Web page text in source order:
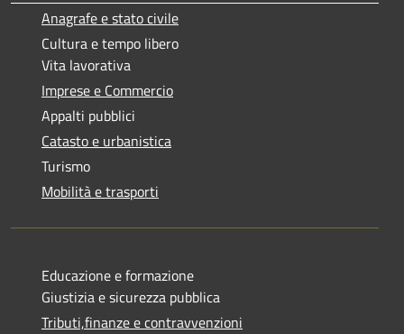
Anagrafe e stato civile
Cultura e tempo libero
Vita lavorativa
Imprese e Commercio
Appalti pubblici
Catasto e urbanistica
Turismo
Mobilità e trasporti
Educazione e formazione
Giustizia e sicurezza pubblica
Tributi,finanze e contravvenzioni